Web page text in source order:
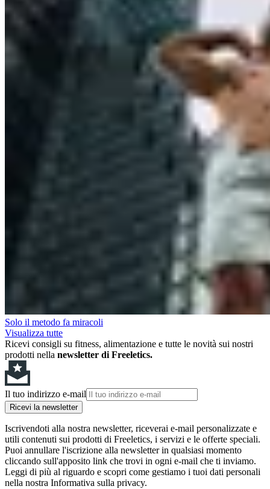
Solo il metodo fa miracoli
Visualizza tutte
Ricevi consigli su fitness, alimentazione e tutte le novità sui nostri
prodotti nella newsletter di Freeletics.
Il tuo indirizzo e-mail
Ricevi la newsletter
Iscrivendoti alla nostra newsletter, riceverai e-mail personalizzate e
utili contenuti sui prodotti di Freeletics, i servizi e le offerte speciali.
Puoi annullare l'iscrizione alla newsletter in qualsiasi momento
cliccando sull'apposito link che trovi in ogni e-mail che ti inviamo.
Leggi di più al riguardo e scopri come gestiamo i tuoi dati personali
nella nostra Informativa sulla privacy.